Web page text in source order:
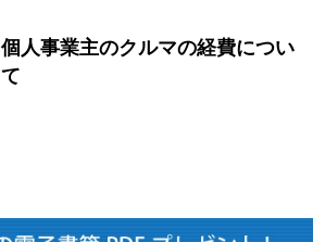
個人事業主のクルマの経費につい
て